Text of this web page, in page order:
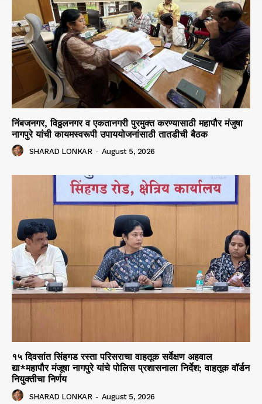
निंबजनगर, विठ्ठलनगर व एकतानगरी पुरमुक्त करण्यासाठी महापौर मंजुषा
नागपुरे यांची कायमस्वरूपी उपाययोजनांसाठी तातडीची बैठक
SHARAD LONKAR - August 5, 2026
१५ दिवसांत सिंहगड रस्ता परिसराचा वाहतूक सर्वेक्षण अहवाल
द्या*महापौर मंजूषा नागपुरे यांचे पोलिस प्रशासनाला निर्देश; वाहतूक वॉर्डन
नियुक्तीचा निर्णय
SHARAD LONKAR - August 5, 2026